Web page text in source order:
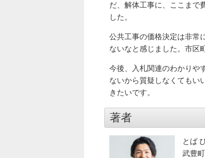
だ、解体工事に、ここまで
した。
公共工事の価格決定は非常
ないなと感じました。市区
今後、入札関連のわかりや
ないから質疑しなくてもい
きたいです。
著者
とば
武豊